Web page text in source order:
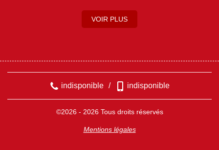
VOIR PLUS
indisponible / indisponible
©2026 - 2026 Tous droits réservés
Mentions légales